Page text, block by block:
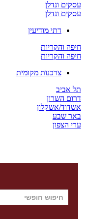
ונדלן
ונדלן
דתי מודיעין
והקריות
והקריות
צרכנות מקומית
אביב
השרון
אשקלון
שבע
הצפון